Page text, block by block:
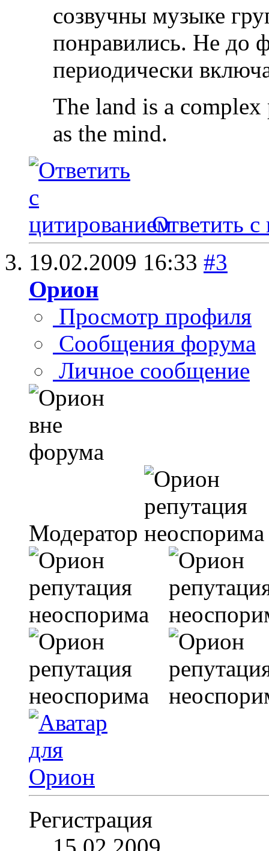
созвучны музыке
понравились. Не до
периодически
The land is a
as the mind.
Ответить с
19.02.2009 16:33 #3
Орион
Просмотр профиля
Сообщения форума
Личное сообщение
Модератор
Регистрация